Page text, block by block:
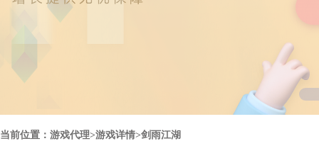
行业对比
帮您甄选最优质的产品和服务
移动办公，发展玩家更方便
千款热门游戏，精品热推
94PAY
当前位置： 游戏代理>游戏详情>剑雨江湖